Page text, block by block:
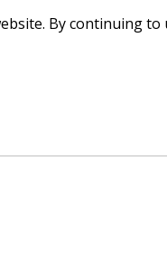
By continuing